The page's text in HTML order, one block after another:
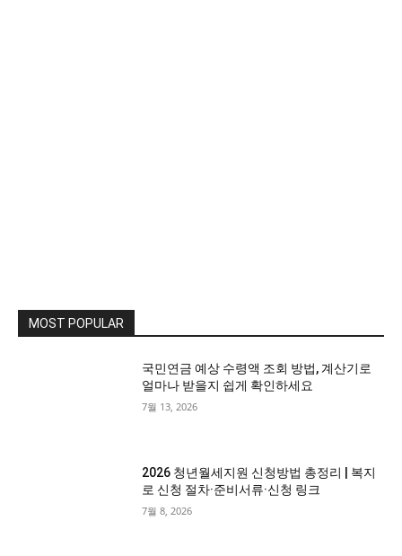
MOST POPULAR
국민연금 예상 수령액 조회 방법, 계산기로
얼마나 받을지 쉽게 확인하세요
7월 13, 2026
2026 청년월세지원 신청방법 총정리 | 복지
로 신청 절차·준비서류·신청 링크
7월 8, 2026